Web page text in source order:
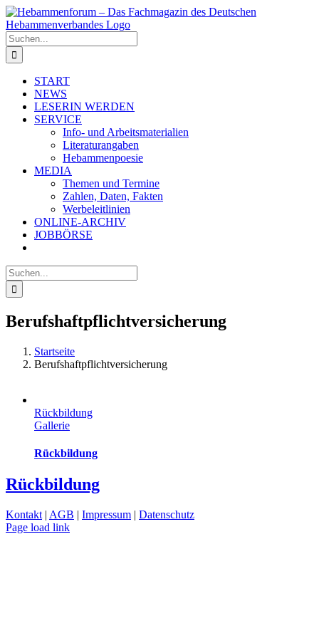
Zum
Inhalt
springen
Suche
nach:
START
NEWS
LESERIN WERDEN
SERVICE
Info- und Arbeitsmaterialien
Literaturangaben
Hebammenpoesie
MEDIA
Themen und Termine
Zahlen, Daten, Fakten
Werbeleitlinien
ONLINE-ARCHIV
JOBBÖRSE
Suche
nach:
Berufshaftpflichtversicherung
Startseite
Berufshaftpflichtversicherung
Rückbildung
Gallerie
Rückbildung
Rückbildung
Kontakt | AGB | Impressum | Datenschutz
Page load link